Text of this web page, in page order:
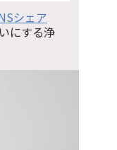
シェア
にする浄